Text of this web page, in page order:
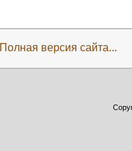
Полная версия сайта...